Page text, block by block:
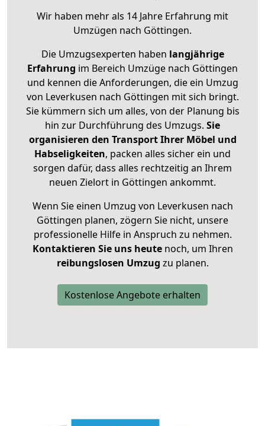
Wir haben mehr als 14 Jahre Erfahrung mit
Umzügen nach Göttingen.
Die Umzugsexperten haben langjährige
Erfahrung im Bereich Umzüge nach Göttingen
und kennen die Anforderungen, die ein Umzug
von Leverkusen nach Göttingen mit sich bringt.
Sie kümmern sich um alles, von der Planung bis
hin zur Durchführung des Umzugs. Sie
organisieren den Transport Ihrer Möbel und
Habseligkeiten, packen alles sicher ein und
sorgen dafür, dass alles rechtzeitig an Ihrem
neuen Zielort in Göttingen ankommt.
Wenn Sie einen Umzug von Leverkusen nach
Göttingen planen, zögern Sie nicht, unsere
professionelle Hilfe in Anspruch zu nehmen.
Kontaktieren Sie uns heutenoch, um Ihren
reibungslosen Umzug zu planen.
Kostenlose Angebote erhalten